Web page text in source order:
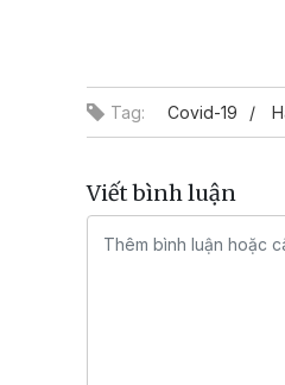
Tag: Covid-19
Viết bình luận